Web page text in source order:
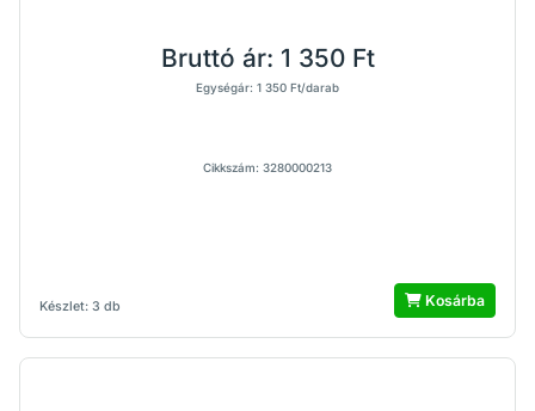
Készlet: 3 db
Bruttó ár: 1 350 Ft
Egységár: 1 350 Ft/darab
Cikkszám: 3280000213
Kosárba